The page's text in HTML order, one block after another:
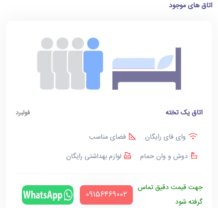
اتاق های موجود
اتاق یک تخته فولبرد
وای فای رایگان
فضای مناسب
دوش و وان حمام
لوازم بهداشتی رایگان
جهت قیمت دقیق تماس
گرفته شود
‪09156469002‬